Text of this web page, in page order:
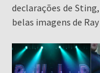
declarações de
belas imagens de